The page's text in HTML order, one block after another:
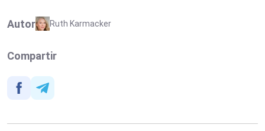
Autor Ruth Karmacker
Compartir